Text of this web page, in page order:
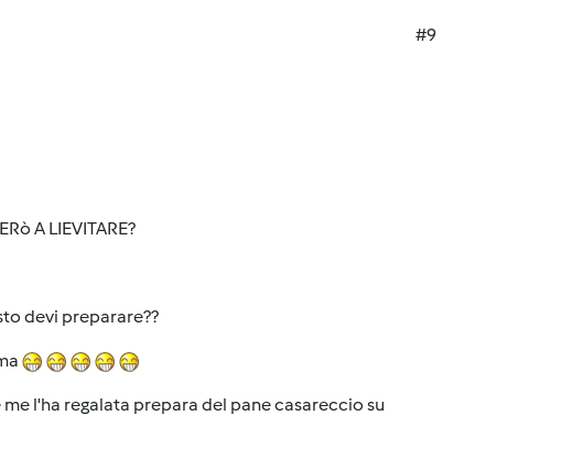
#9
A LIEVITARE?
devi preparare??
l'ha regalata prepara del pane casareccio su